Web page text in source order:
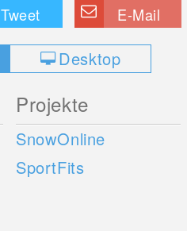
Tweet E-Mail
Desktop
Projekte
SnowOnline
SportFits